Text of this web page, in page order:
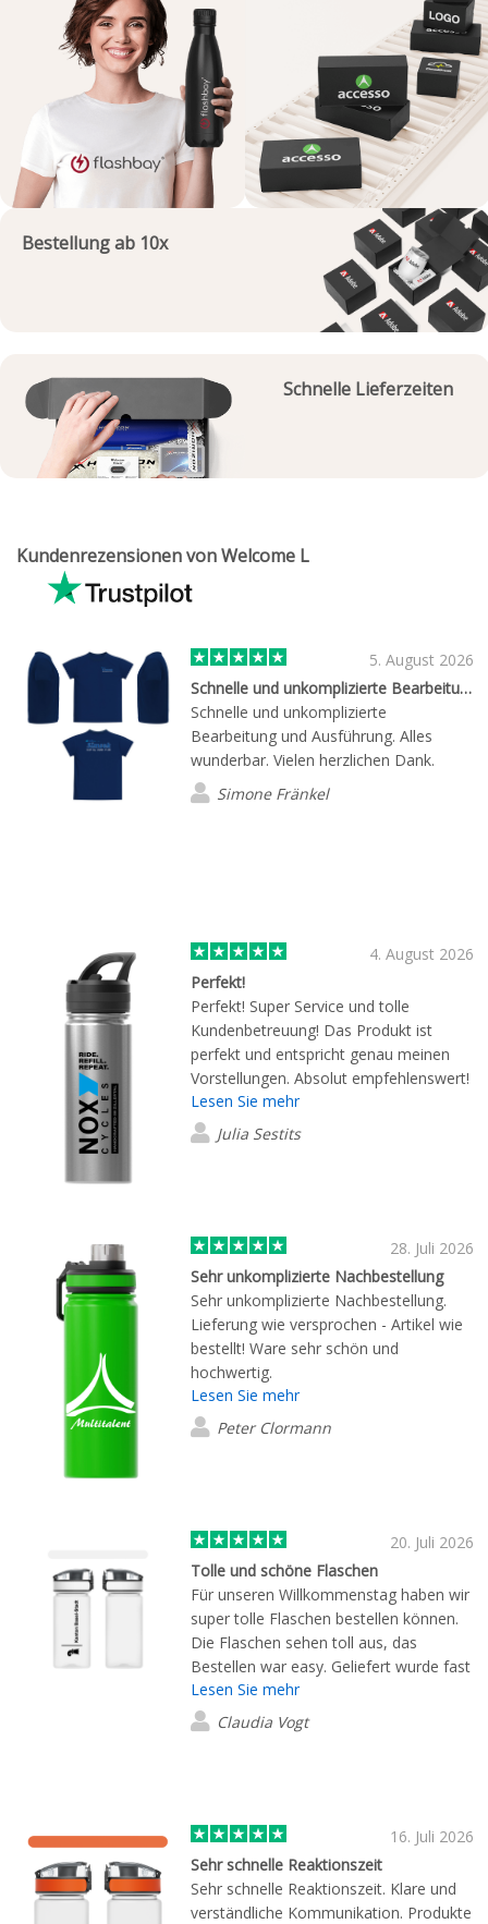
Bestellung ab 10x
Schnelle Lieferzeiten
Kundenrezensionen von Welcome L
5. August 2026
Schnelle und unkomplizierte Bearbeitung…
Schnelle und unkomplizierte
Bearbeitung und Ausführung. Alles
wunderbar. Vielen herzlichen Dank.
Simone Fränkel
4. August 2026
Perfekt!
Perfekt! Super Service und tolle
Kundenbetreuung! Das Produkt ist
perfekt und entspricht genau meinen
Vorstellungen. Absolut empfehlenswert!
Lesen Sie mehr
Julia Sestits
28. Juli 2026
Sehr unkomplizierte Nachbestellung
Sehr unkomplizierte Nachbestellung.
Lieferung wie versprochen - Artikel wie
bestellt! Ware sehr schön und
hochwertig.
Lesen Sie mehr
Peter Clormann
20. Juli 2026
Tolle und schöne Flaschen
Für unseren Willkommenstag haben wir
super tolle Flaschen bestellen können.
Die Flaschen sehen toll aus, das
Bestellen war easy. Geliefert wurde fast
sofort. Einen supertollen Service, den
Flashbay hier abliefert. Danke.
Lesen Sie mehr
Claudia Vogt
16. Juli 2026
Sehr schnelle Reaktionszeit
Sehr schnelle Reaktionszeit. Klare und
verständliche Kommunikation. Produkte